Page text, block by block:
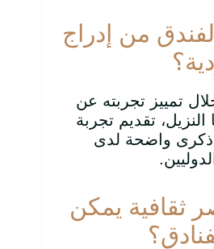
من إدراج
تمييز تجربته عن
تقديم تجربة
ذكرى واضحة لدى
ثقافية يمكن